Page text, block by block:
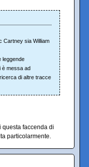
Cartney sia William
leggende
è messa ad
di altre tracce
faccenda di
particolarmente.